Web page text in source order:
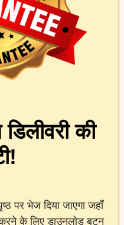
की
पर भेज दिया जाएगा जहाँ
के लिए डाउनलोड बटन